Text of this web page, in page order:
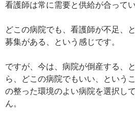
看護師は常に需要と供給が合って
どこの病院でも、看護師が不足、
募集がある、という感じです。
ですが、今は、病院が倒産する、
ら、どこの病院でもいい、という
の整った環境のよい病院を選択し
ん。